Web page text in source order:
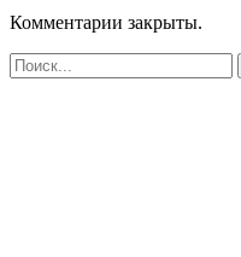
Комментарии закрыты.